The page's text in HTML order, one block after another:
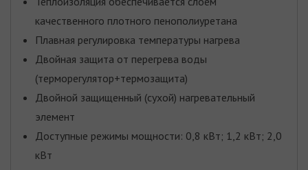
качественного плотного пенополиуретана
Плавная регулировка температуры нагрева
Двойная защита от перегрева воды
(терморегулятор+термозащита)
Двойной защищенный (сухой) нагревательный
элемент
Доступные режимы мощности: 0,8 кВт; 1,2 кВт; 2,0
кВт